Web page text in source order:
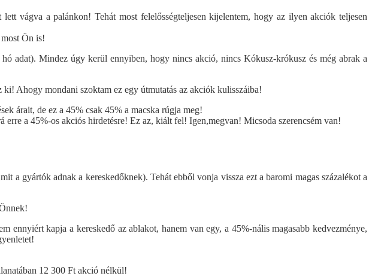
vágva a palánkon! Tehát most felelősségteljesen kijelentem, hogy az ilyen akciók teljesen
Ön is!
adat). Mindez úgy kerül ennyiben, hogy nincs akció, nincs Kókusz-krókusz és még abrak a
Ahogy mondani szoktam ez egy útmutatás az akciók kulisszáiba!
árait, de ez a 45% csak 45% a macska rúgja meg!
a 45%-os akciós hirdetésre! Ez az, kiált fel! Igen,megvan! Micsoda szerencsém van!
a gyártók adnak a kereskedőknek). Tehát ebből vonja vissza ezt a baromi magas százalékot a
ennyiért kapja a kereskedő az ablakot, hanem van egy, a 45%-nális magasabb kedvezménye,
12 300 Ft akció nélkül!